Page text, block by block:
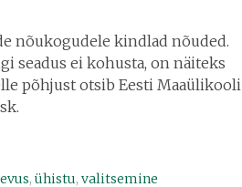
nõukogudele kindlad nõuded.
seadus ei kohusta, on näiteks
põhjust otsib Eesti Maaülikooli
, ühistu, valitsemine